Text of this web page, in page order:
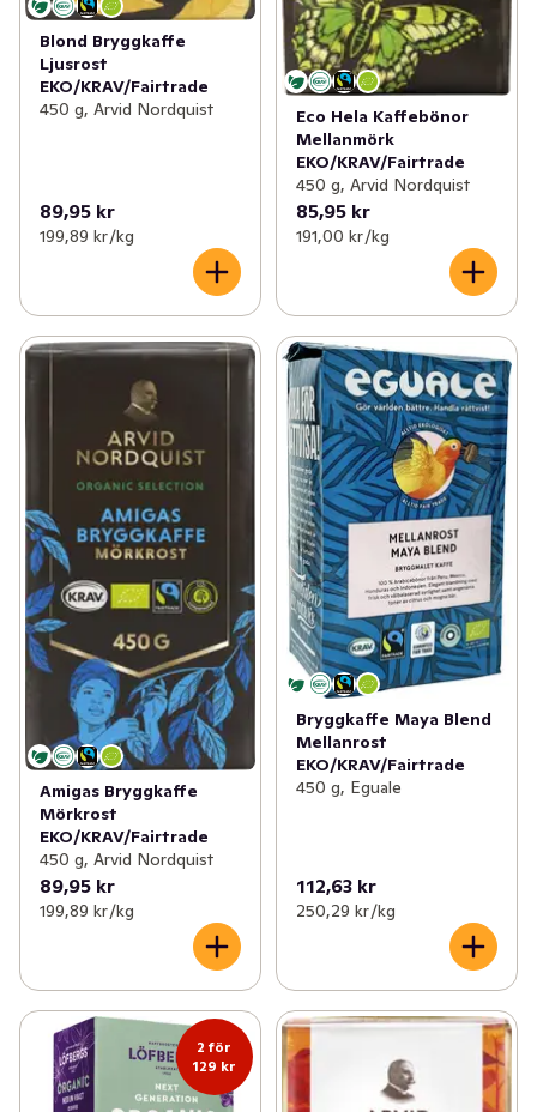
Blond Bryggkaffe
Ljusrost
EKO/KRAV/Fairtrade
450 g, Arvid Nordquist
89,95 kr
199,89 kr /kg
Eco Hela Kaffebönor
Mellanmörk
EKO/KRAV/Fairtrade
450 g, Arvid Nordquist
85,95 kr
191,00 kr /kg
Amigas Bryggkaffe
Mörkrost
EKO/KRAV/Fairtrade
450 g, Arvid Nordquist
89,95 kr
199,89 kr /kg
Bryggkaffe Maya Blend
Mellanrost
EKO/KRAV/Fairtrade
450 g, Eguale
112,63 kr
250,29 kr /kg
2 för
129 kr